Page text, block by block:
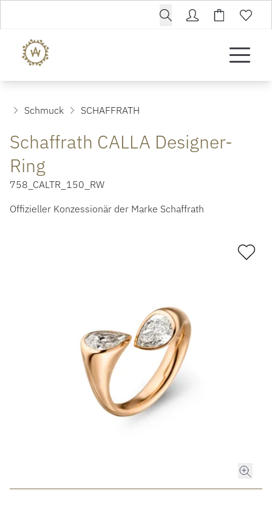
ROLEX CERTIFIED PRE-OWNED
Schmuck SCHAFFRATH
Schaffrath CALLA Designer-
Ring
758_CALTR_150_RW
Offizieller Konzessionär der Marke Schaffrath